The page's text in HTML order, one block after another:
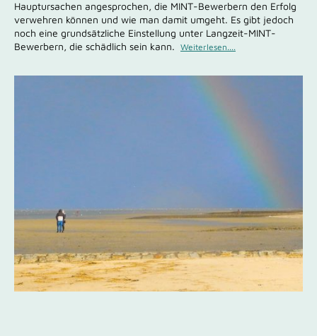
Hauptursachen angesprochen, die MINT-Bewerbern den Erfolg
verwehren können und wie man damit umgeht. Es gibt jedoch
noch eine grundsätzliche Einstellung unter Langzeit-MINT-
Bewerbern, die schädlich sein kann. Weiterlesen....